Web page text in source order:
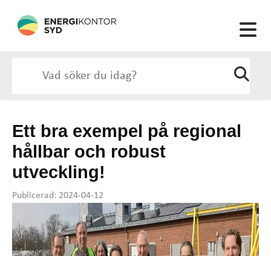
Ett bra exempel på regional
hållbar och robust
utveckling!
Publicerad: 2024-04-12